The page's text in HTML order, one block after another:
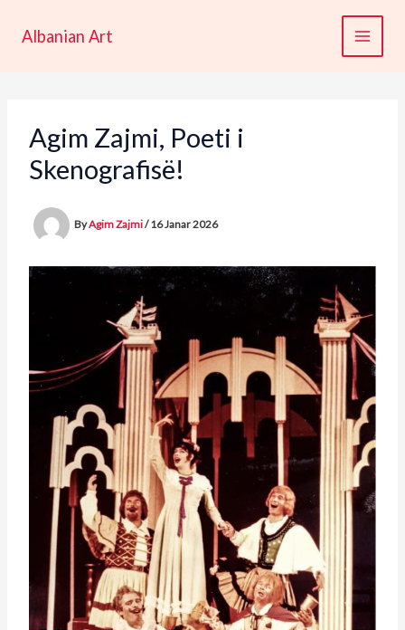
Albanian Art
Agim Zajmi, Poeti i
Skenografisë!
ByAgim Zajmi/16 Janar 2026